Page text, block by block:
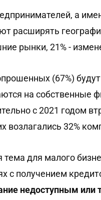
а
расширять
рынки, 21% -
(67%)
на собственные
с 2021 годом
возлагались 32%
для малого
с получением
недоступным или